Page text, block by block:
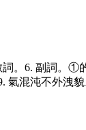
。 6. 副詞。①
氣混沌不外洩